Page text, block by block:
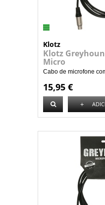
Klotz
Klotz
Micro
Cabo de microfone
15,95 €
+